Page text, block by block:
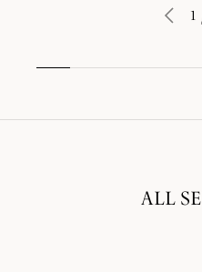
1
ALL